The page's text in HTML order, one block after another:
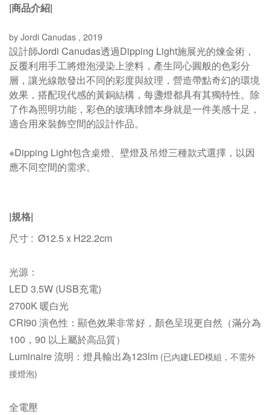
|商品介紹|
by Jordi Canudas , 2019
設計師Jordi Canudas透過Dipping Light施展光的煉金術，
反覆利用手工將燈泡浸染上塗料，產生同心圓般的色彩分
層，讓光線散發出不同的彩度與紋理，營造帶點奇幻的環境
效果，搭配現代感的黃銅結構，每盞燈都具有其獨特性。除
了作為照明功能，彩色的玻璃球體本身就是一件美感十足，
適合用來裝飾空間的設計作品。
※Dipping Light包含桌燈、壁燈及吊燈三種款式選擇，以因
應不同空間的需求。
|規格|
尺寸 : Ø12.5 x H22.2cm
光源：
LED 3.5W (USB充電)
2700K暖白光
CRI90 演色性： 顯色效果非常好，顏色呈現更自然（滿分為
100，90 以上屬於高品質）
Luminaire 流明： 燈具輸出為123lm (已內建LED模組，不需外
接燈泡)
全電壓